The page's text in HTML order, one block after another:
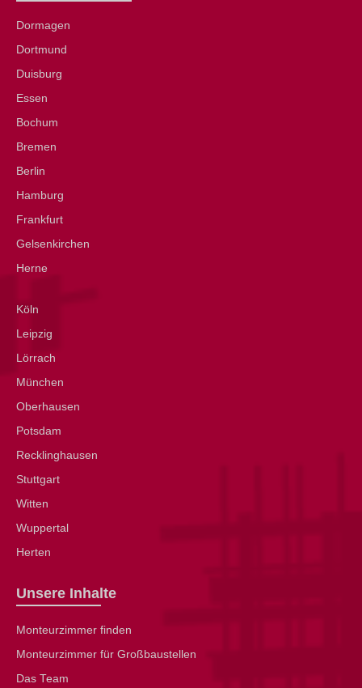
Dormagen
Dortmund
Duisburg
Essen
Bochum
Bremen
Berlin
Hamburg
Frankfurt
Gelsenkirchen
Herne
Köln
Leipzig
Lörrach
München
Oberhausen
Potsdam
Recklinghausen
Stuttgart
Witten
Wuppertal
Herten
Unsere Inhalte
Monteurzimmer finden
Monteurzimmer für Großbaustellen
Das Team